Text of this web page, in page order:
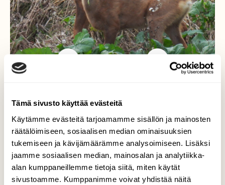
Tämä sivusto käyttää evästeitä
Käytämme evästeitä tarjoamamme sisällön ja mainosten
räätälöimiseen, sosiaalisen median ominaisuuksien
tukemiseen ja kävijämäärämme analysoimiseen. Lisäksi
jaamme sosiaalisen median, mainosalan ja analytiikka-
alan kumppaneillemme tietoja siitä, miten käytät
sivustoamme. Kumppanimme voivat yhdistää näitä
Ruokahetki
Kaurisemo ja vasa yhteisellä ruokahetkellä
syksyisellä pellolla.
Kuvaaja: Tiina Ahovainio